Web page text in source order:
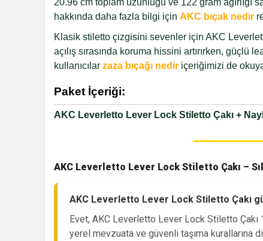
20.96 cm toplam uzunluğu ve 122 gram
hakkında daha fazla bilgi için AKC bıçak nedir
Klasik stiletto çizgisini sevenler için AKC
açılış sırasında koruma hissini artırırken, güçlü
kullanıcılar zaza bıçağı nediriçeriğimizi de
Paket İçeriği:
AKC Leverletto Lever Lock Stiletto Çakı +
AKC Leverletto Lever Lock Stiletto Çakı –
AKC Leverletto Lever Lock Stiletto Çakı
Evet, AKC Leverletto Lever Lock Stiletto Çakı
yerel mevzuata ve güvenli taşıma kurallarına